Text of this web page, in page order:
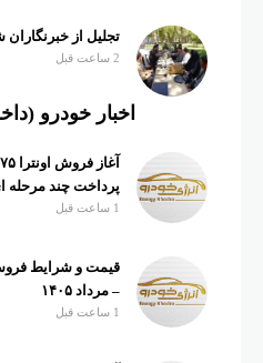
تجلیل از
2 ساعت قبل
اخبار خودرو
پرداخت چند مرحله
1 ساعت قبل
– مرداد ۱۴۰۵
1 ساعت قبل